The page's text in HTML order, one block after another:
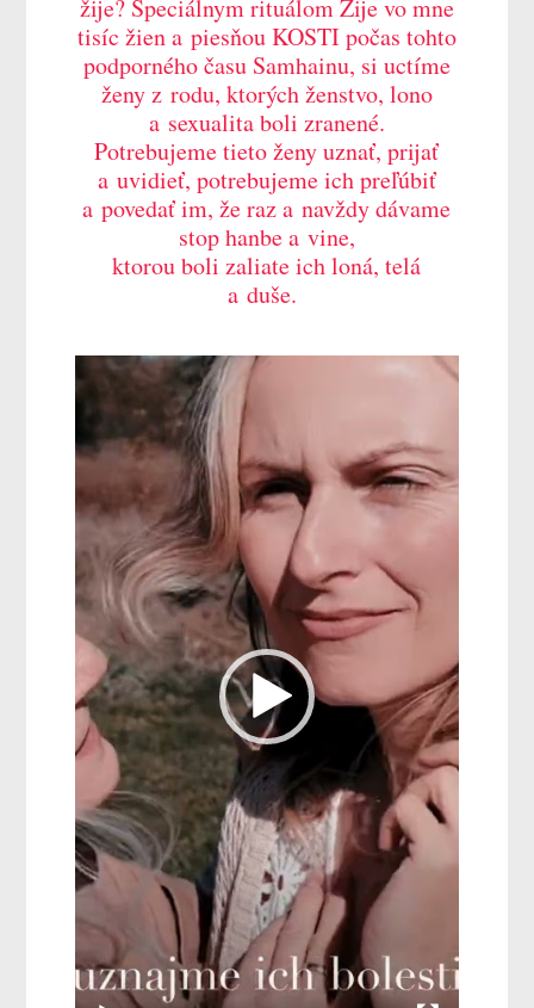
žije? Špeciálnym rituálom Žije vo mne
tisíc žien a piesňou KOSTI počas tohto
podporného času Samhainu, si uctíme
ženy z rodu, ktorých ženstvo, lono
a sexualita boli zranené.
Potrebujeme tieto ženy uznať, prijať
a uvidieť, potrebujeme ich preľúbiť
a povedať im, že raz a navždy dávame
stop hanbe a vine,
ktorou boli zaliate ich loná, telá
a duše.
Video
prehrávač